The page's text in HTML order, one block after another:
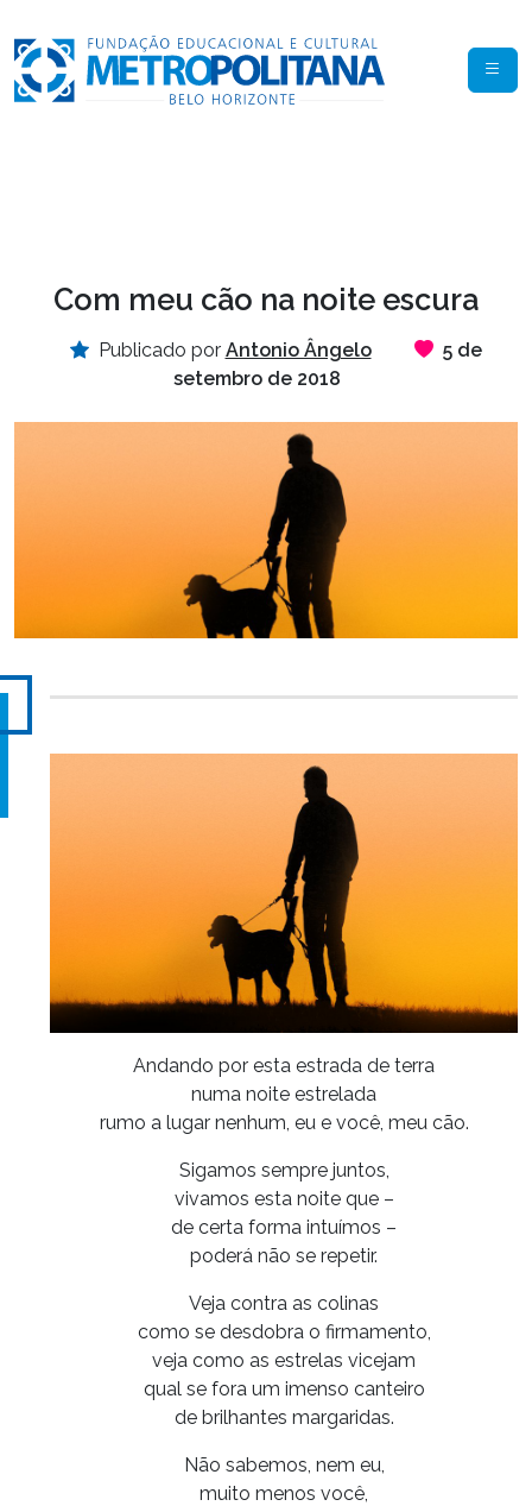
Com meu cão na noite escura
Publicado por Antonio Ângelo
5 de
setembro de 2018
Andando por esta estrada de terra
numa noite estrelada
rumo a lugar nenhum, eu e você, meu cão.
Sigamos sempre juntos,
vivamos esta noite que –
de certa forma intuímos –
poderá não se repetir.
Veja contra as colinas
como se desdobra o firmamento,
veja como as estrelas vicejam
qual se fora um imenso canteiro
de brilhantes margaridas.
Não sabemos, nem eu,
muito menos você,